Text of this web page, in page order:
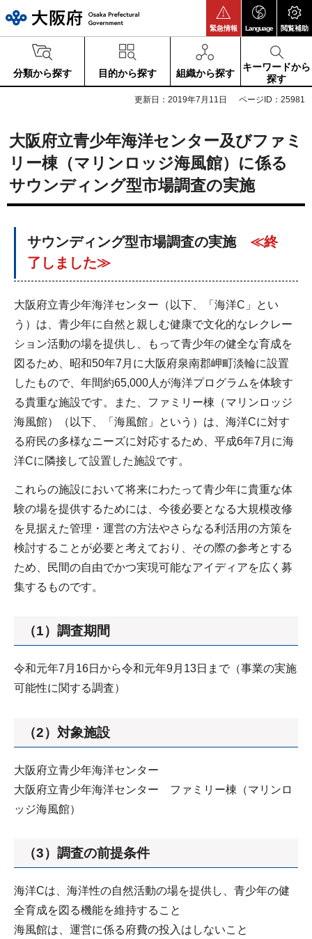
緊急情報 Language 閲覧補助
分類から探す 目的から探す 組織から探す
キーワードから
探す
更新日：2019年7月11日 ページID：25981
大阪府立青少年海洋センター及びファミ
リー棟（マリンロッジ海風館）に係る
サウンディング型市場調査の実施
サウンディング型市場調査の実施 ≪終
了しました≫
大阪府立青少年海洋センター（以下、「海洋C」とい
う）は、青少年に自然と親しむ健康で文化的なレクレー
ション活動の場を提供し、もって青少年の健全な育成を
図るため、昭和50年7月に大阪府泉南郡岬町淡輪に設置
したもので、年間約65,000人が海洋プログラムを体験す
る貴重な施設です。また、ファミリー棟（マリンロッジ
海風館）（以下、「海風館」という）は、海洋Cに対す
る府民の多様なニーズに対応するため、平成6年7月に海
洋Cに隣接して設置した施設です。
これらの施設において将来にわたって青少年に貴重な体
験の場を提供するためには、今後必要となる大規模改修
を見据えた管理・運営の方法やさらなる利活用の方策を
検討することが必要と考えており、その際の参考とする
ため、民間の自由でかつ実現可能なアイディアを広く募
集するものです。
（1）調査期間
令和元年7月16日から令和元年9月13日まで（事業の実施
可能性に関する調査）
（2）対象施設
大阪府立青少年海洋センター
大阪府立青少年海洋センター ファミリー棟（マリンロ
ッジ海風館）
（3）調査の前提条件
海洋Cは、海洋性の自然活動の場を提供し、青少年の健
全育成を図る機能を維持すること
海風館は、運営に係る府費の投入はしないこと